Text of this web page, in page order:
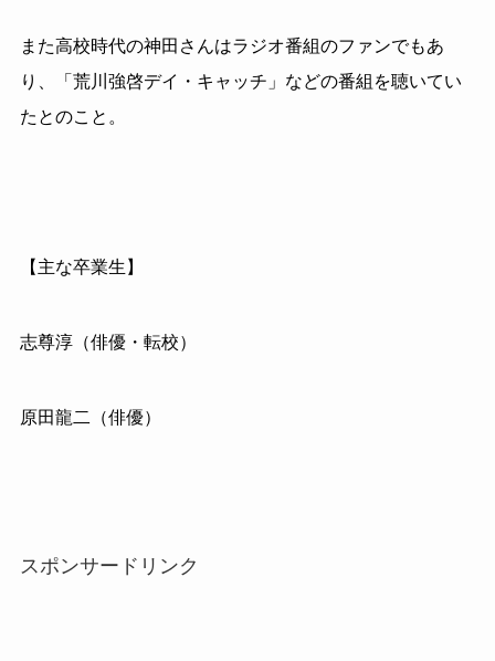
また高校時代の神田さんはラジオ番組のファンでもあ
り、「荒川強啓デイ・キャッチ」などの番組を聴いてい
たとのこと。
【主な卒業生】
志尊淳（俳優・転校）
原田龍二（俳優）
スポンサードリンク